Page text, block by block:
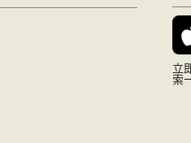
立
索